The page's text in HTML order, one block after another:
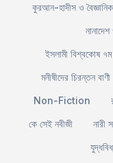
কুরআন-হাদীস ও
ইসলামী বিশ্বকোষ
মনীষীদের চিরন্তন বাণী
Non-Fiction
কে সেই নবীজী
নারী